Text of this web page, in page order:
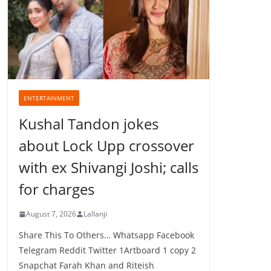
ENTERTAINMENT
Kushal Tandon jokes
about Lock Upp crossover
with ex Shivangi Joshi; calls
for charges
August 7, 2026 Lallanji
Share This To Others… Whatsapp Facebook
Telegram Reddit Twitter 1Artboard 1 copy 2
Snapchat Farah Khan and Riteish